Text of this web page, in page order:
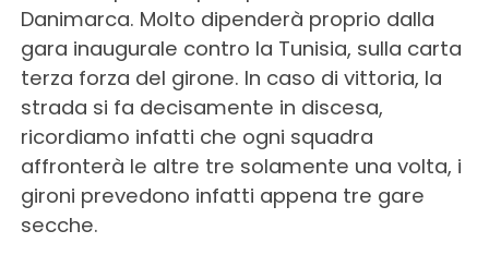
Danimarca. Molto dipenderà proprio dalla
gara inaugurale contro la Tunisia, sulla carta
terza forza del girone. In caso di vittoria, la
strada si fa decisamente in discesa,
ricordiamo infatti che ogni squadra
affronterà le altre tre solamente una volta, i
gironi prevedono infatti appena tre gare
secche.